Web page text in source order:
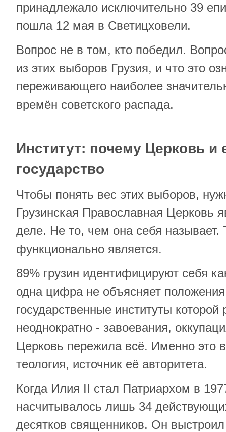
принадлежало исключительно 39
пошла 12 мая в Светицховели.
Вопрос не в том, кто победил.
из этих выборов Грузия, и что это
переживающего наиболее
времён советского распада.
Институт: почему Церковь и
государство
Чтобы понять вес этих выборов,
Грузинская Православная Церковь
деле. Не то, чем она себя называет.
функционально является.
89% грузин идентифицируют себя
одна цифра не объясняет
государственные институты
неоднократно - завоевания,
Церковь пережила всё. Именно это
теология, источник её авторитета.
Когда Илия II стал Патриархом в
насчитывалось лишь 34
десятков священников. Он